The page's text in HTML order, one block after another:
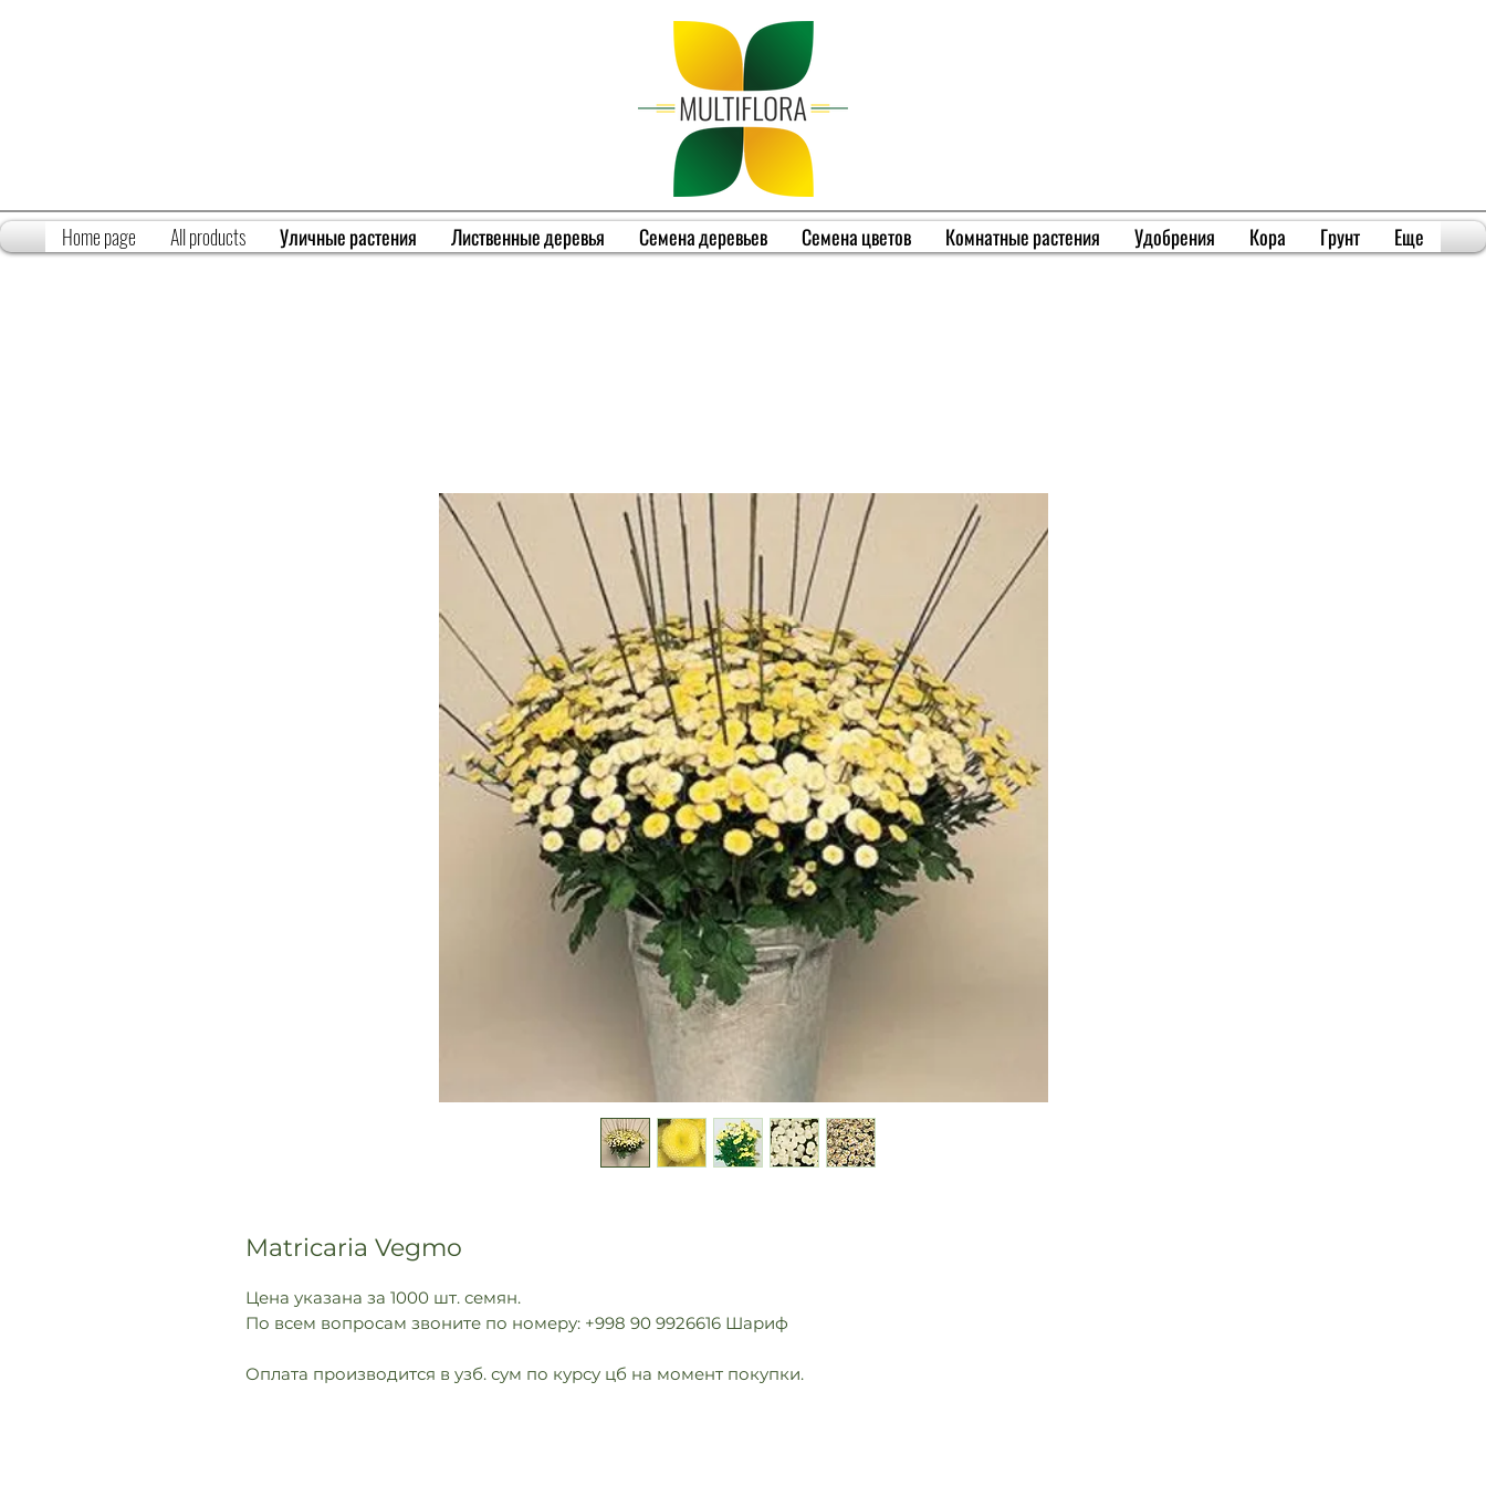
Home page All products Уличные растения Лиственные деревья Семена деревьев Семена цветов Комнатные растения Удобрения Кора Грунт Еще
Matricaria Vegmo
Цена указана за 1000 шт. семян.
По всем вопросам звоните по номеру: +998 90 9926616 Шариф
Оплата производится в узб. сум по курсу цб на момент покупки.